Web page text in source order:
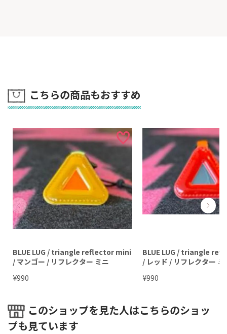
こちらの商品もおすすめ
BLUE LUG / triangle reflector mini
/ マンゴー / リフレクター ミニ
¥990
BLUE LUG / triangle
/ レッド / リフレクター ミ
¥990
このショップを見た人はこちらのショッ
プも見ています